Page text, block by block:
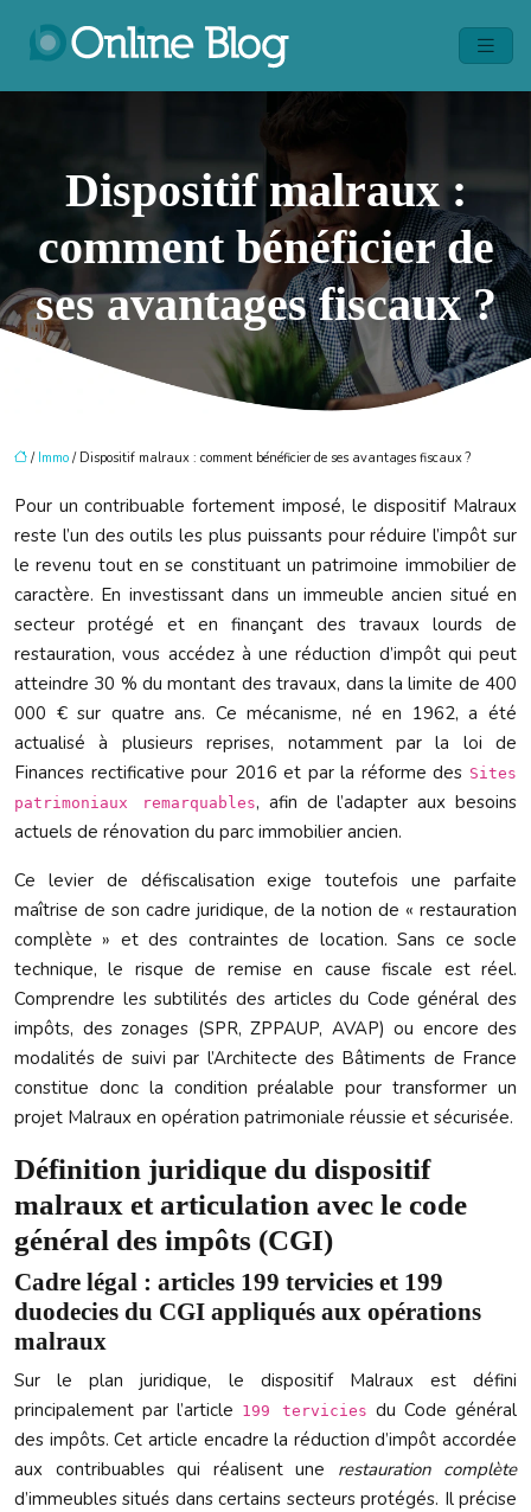
Dispositif malraux :
comment bénéficier de
ses avantages fiscaux ?
/ Immo / Dispositif malraux : comment bénéficier de ses avantages fiscaux ?
Pour un contribuable fortement imposé, le dispositif Malraux
reste l’un des outils les plus puissants pour réduire l’impôt sur
le revenu tout en se constituant un patrimoine immobilier de
caractère. En investissant dans un immeuble ancien situé en
secteur protégé et en finançant des travaux lourds de
restauration, vous accédez à une réduction d’impôt qui peut
atteindre 30 % du montant des travaux, dans la limite de 400
000 € sur quatre ans. Ce mécanisme, né en 1962, a été
actualisé à plusieurs reprises, notamment par la loi de
Finances rectificative pour 2016 et par la réforme des Sites
patrimoniaux remarquables, afin de l’adapter aux besoins
actuels de rénovation du parc immobilier ancien.
Ce levier de défiscalisation exige toutefois une parfaite
maîtrise de son cadre juridique, de la notion de « restauration
complète » et des contraintes de location. Sans ce socle
technique, le risque de remise en cause fiscale est réel.
Comprendre les subtilités des articles du Code général des
impôts, des zonages (SPR, ZPPAUP, AVAP) ou encore des
modalités de suivi par l’Architecte des Bâtiments de France
constitue donc la condition préalable pour transformer un
projet Malraux en opération patrimoniale réussie et sécurisée.
Définition juridique du dispositif
malraux et articulation avec le code
général des impôts (CGI)
Cadre légal : articles 199 tervicies et 199
duodecies du CGI appliqués aux opérations
malraux
Sur le plan juridique, le dispositif Malraux est défini
principalement par l’article 199 tervicies du Code général
des impôts. Cet article encadre la réduction d’impôt accordée
aux contribuables qui réalisent une restauration complète
d’immeubles situés dans certains secteurs protégés. Il précise